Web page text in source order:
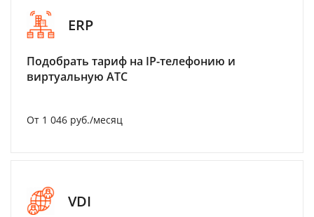
ERP
Подобрать тариф на IP-телефонию и
виртуальную АТС
От 1 046 руб./месяц
VDI